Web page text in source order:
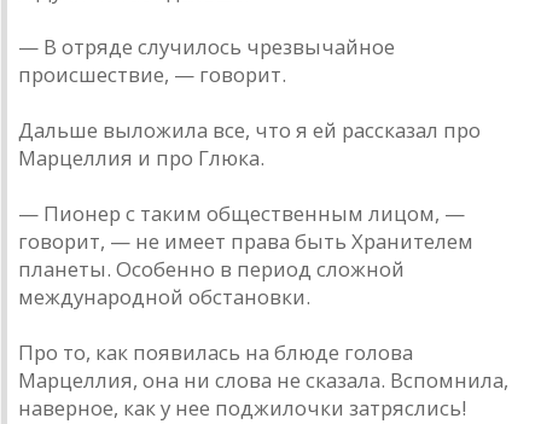
— В отряде случилось чрезвычайное
происшествие, — говорит.
Дальше выложила все, что я ей рассказал про
Марцеллия и про Глюка.
— Пионер с таким общественным лицом, —
говорит, — не имеет права быть Хранителем
планеты. Особенно в период сложной
международной обстановки.
Про то, как появилась на блюде голова
Марцеллия, она ни слова не сказала. Вспомнила,
наверное, как у нее поджилочки затряслись!